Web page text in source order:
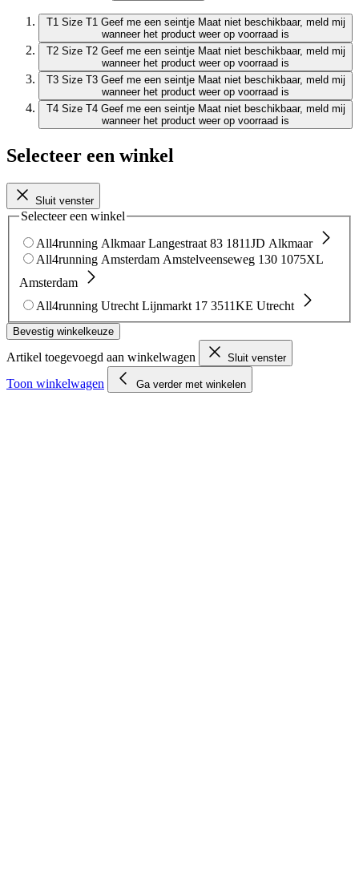
T1 Size T1 Geef me een seintje Maat niet beschikbaar, meld mij
wanneer het product weer op voorraad is
T2 Size T2 Geef me een seintje Maat niet beschikbaar, meld mij
wanneer het product weer op voorraad is
T3 Size T3 Geef me een seintje Maat niet beschikbaar, meld mij
wanneer het product weer op voorraad is
T4 Size T4 Geef me een seintje Maat niet beschikbaar, meld mij
wanneer het product weer op voorraad is
Selecteer een winkel
Sluit venster
Selecteer een winkel
All4running Alkmaar Langestraat 83 1811JD Alkmaar
All4running Amsterdam Amstelveenseweg 130 1075XL
Amsterdam
All4running Utrecht Lijnmarkt 17 3511KE Utrecht
Bevestig winkelkeuze
Artikel toegevoegd aan winkelwagen Sluit venster
Toon winkelwagen Ga verder met winkelen